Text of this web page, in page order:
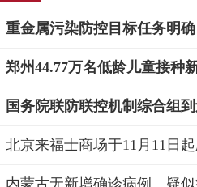
重金属污染防控目标任务明
郑州44.77万名低龄儿童接种
内蒙古无新增确诊病例、疑